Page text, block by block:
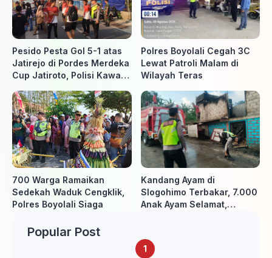
Pesido Pesta Gol 5-1 atas
Jatirejo di Pordes Merdeka
Cup Jatiroto, Polisi Kawal
Polres Boyolali Cegah 3C
Lewat Patroli Malam di
Wilayah Teras
700 Warga Ramaikan
Sedekah Waduk Cengklik,
Polres Boyolali Siaga
Kandang Ayam di
Slogohimo Terbakar, 7.000
Anak Ayam Selamat,
Popular Post